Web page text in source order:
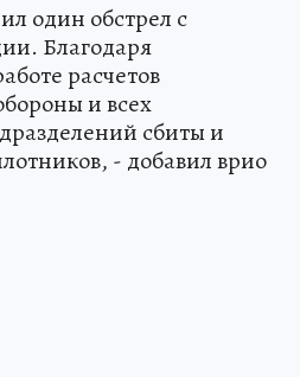
один обстрел с
Благодаря
расчетов
и всех
сбиты и
- добавил врио